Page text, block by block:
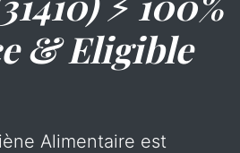
& Eligible
Alimentaire est